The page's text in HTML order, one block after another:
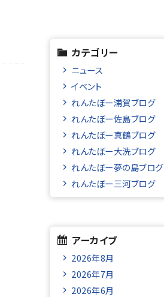
カテゴリー
ニュース
イベント
れんたぼー浦賀ブログ
れんたぼー佐島ブログ
れんたぼー真鶴ブログ
れんたぼー大洗ブログ
れんたぼー夢の島ブログ
れんたぼー三河ブログ
アーカイブ
2026年8月
2026年7月
2026年6月